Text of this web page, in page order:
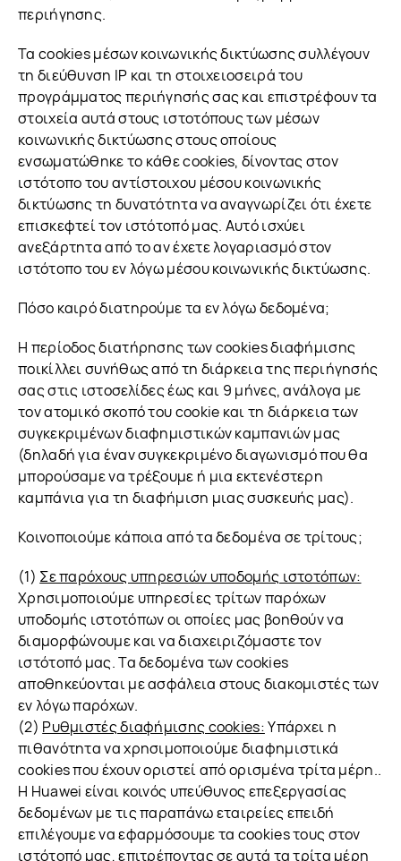
περιήγησης.
Τα cookies μέσων κοινωνικής δικτύωσης συλλέγουν
τη διεύθυνση IP και τη στοιχειοσειρά του
προγράμματος περιήγησής σας και επιστρέφουν τα
στοιχεία αυτά στους ιστοτόπους των μέσων
κοινωνικής δικτύωσης στους οποίους
ενσωματώθηκε το κάθε cookies, δίνοντας στον
ιστότοπο του αντίστοιχου μέσου κοινωνικής
δικτύωσης τη δυνατότητα να αναγνωρίζει ότι έχετε
επισκεφτεί τον ιστότοπό μας. Αυτό ισχύει
ανεξάρτητα από το αν έχετε λογαριασμό στον
ιστότοπο του εν λόγω μέσου κοινωνικής δικτύωσης.
Πόσο καιρό διατηρούμε τα εν λόγω δεδομένα;
Η περίοδος διατήρησης των cookies διαφήμισης
ποικίλλει συνήθως από τη διάρκεια της περιήγησής
σας στις ιστοσελίδες έως και 9 μήνες, ανάλογα με
τον ατομικό σκοπό του cookie και τη διάρκεια των
συγκεκριμένων διαφημιστικών καμπανιών μας
(δηλαδή για έναν συγκεκριμένο διαγωνισμό που θα
μπορούσαμε να τρέξουμε ή μια εκτενέστερη
καμπάνια για τη διαφήμιση μιας συσκευής μας).
Κοινοποιούμε κάποια από τα δεδομένα σε τρίτους;
(1) Σε παρόχους υπηρεσιών υποδομής ιστοτόπων:
Χρησιμοποιούμε υπηρεσίες τρίτων παρόχων
υποδομής ιστοτόπων οι οποίες μας βοηθούν να
διαμορφώνουμε και να διαχειριζόμαστε τον
ιστότοπό μας. Τα δεδομένα των cookies
αποθηκεύονται με ασφάλεια στους διακομιστές των
εν λόγω παρόχων.
(2) Ρυθμιστές διαφήμισης cookies:Υπάρχει η
πιθανότητα να χρησιμοποιούμε διαφημιστικά
cookies που έχουν οριστεί από ορισμένα τρίτα μέρη..
Η Huawei είναι κοινός υπεύθυνος επεξεργασίας
δεδομένων με τις παραπάνω εταιρείες επειδή
επιλέγουμε να εφαρμόσουμε τα cookies τους στον
ιστότοπό μας, επιτρέποντας σε αυτά τα τρίτα μέρη